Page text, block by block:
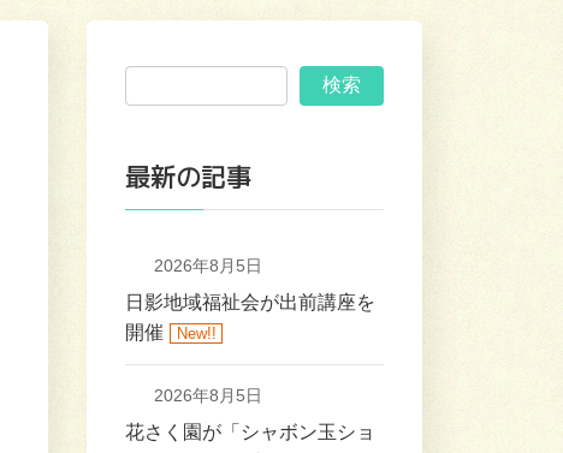
検索
最新の記事
2026年8月5日
日影地域福祉会が出前講座を
開催
New!!
2026年8月5日
花さく園が「シャボン玉ショ